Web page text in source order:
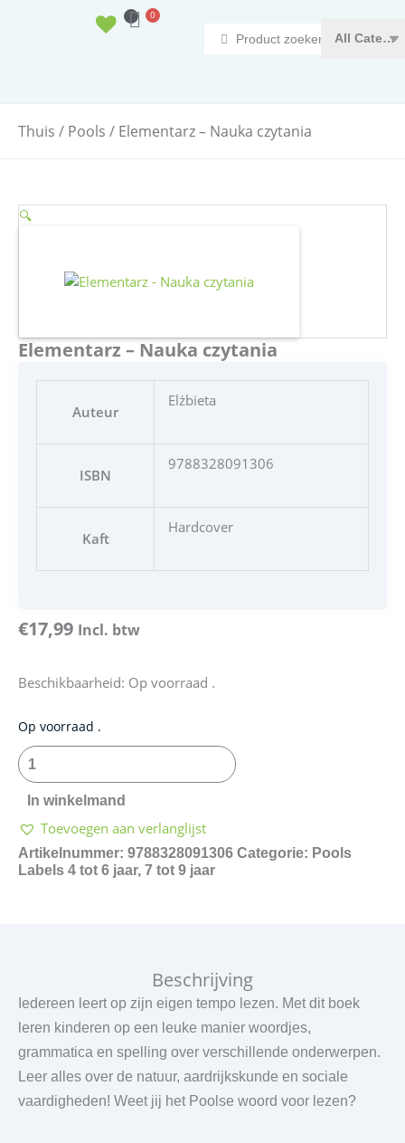
Search
0
Winkelwagen
Thuis / Pools / Elementarz – Nauka czytania
🔍
Elementarz – Nauka czytania
Auteur
Elżbieta
ISBN
9788328091306
Kaft
Hardcover
€17,99 Incl. btw
Beschikbaarheid: Op voorraad .
Op voorraad .
Elementarz
Nauka
czytania
aantal
In winkelmand
Toevoegen aan verlanglijst
Artikelnummer: 9788328091306 Categorie: Pools
Labels 4 tot 6 jaar, 7 tot 9 jaar
Beschrijving
Iedereen leert op zijn eigen tempo lezen. Met dit boek
leren kinderen op een leuke manier woordjes,
grammatica en spelling over verschillende onderwerpen.
Leer alles over de natuur, aardrijkskunde en sociale
vaardigheden! Weet jij het Poolse woord voor lezen?